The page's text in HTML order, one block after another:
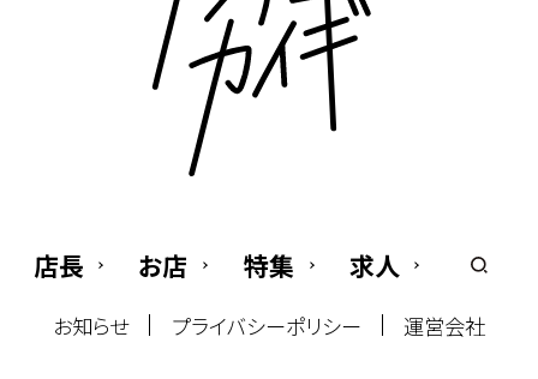
店長 お店 特集 求人
お知らせ プライバシーポリシー 運営会社